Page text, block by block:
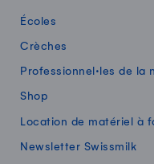
Écoles
Crèches
Professionnel·les de la
Shop
Location de matériel à
Newsletter Swissmilk